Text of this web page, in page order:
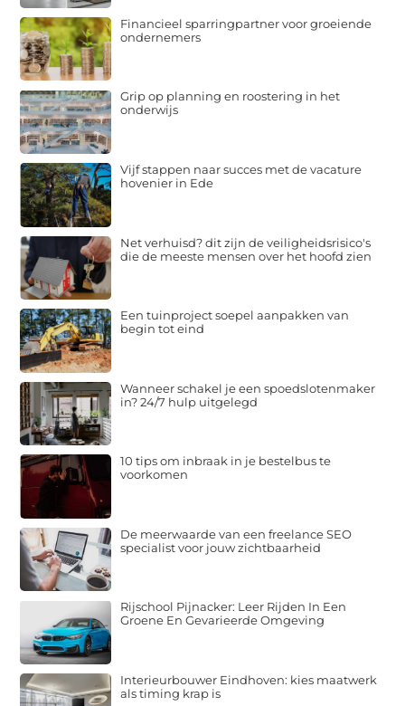
Financieel sparringpartner voor groeiende
ondernemers
Grip op planning en roostering in het
onderwijs
Vijf stappen naar succes met de vacature
hovenier in Ede
Net verhuisd? dit zijn de veiligheidsrisico's
die de meeste mensen over het hoofd zien
Een tuinproject soepel aanpakken van
begin tot eind
Wanneer schakel je een spoedslotenmaker
in? 24/7 hulp uitgelegd
10 tips om inbraak in je bestelbus te
voorkomen
De meerwaarde van een freelance SEO
specialist voor jouw zichtbaarheid
Rijschool Pijnacker: Leer Rijden In Een
Groene En Gevarieerde Omgeving
Interieurbouwer Eindhoven: kies maatwerk
als timing krap is